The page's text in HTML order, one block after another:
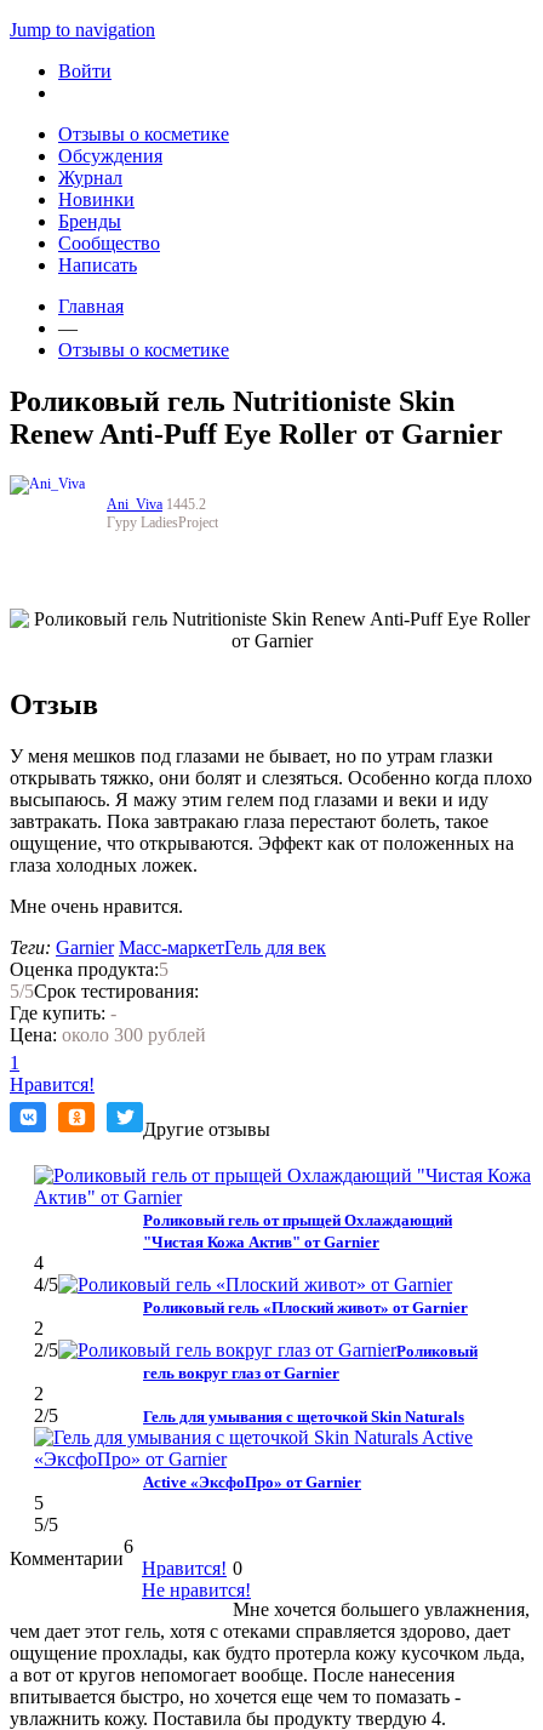
Jump to navigation
Войти
Отзывы о косметике
Обсуждения
Журнал
Новинки
Бренды
Сообщество
Написать
Главная
—
Отзывы о косметике
Роликовый гель Nutritioniste Skin
Renew Anti-Puff Eye Roller от Garnier
Ani_Viva 1445.2
Гуру LadiesProject
Отзыв
У меня мешков под глазами не бывает, но по утрам глазки
открывать тяжко, они болят и слезяться. Особенно когда плохо
высыпаюсь. Я мажу этим гелем под глазами и веки и иду
завтракать. Пока завтракаю глаза перестают болеть, такое
ощущение, что открываются. Эффект как от положенных на
глаза холодных ложек.
Мне очень нравится.
Теги: Garnier Масс-маркетГель для век
Оценка продукта:5
5/5Срок тестирования:
Где купить: -
Цена: около 300 рублей
1
Нравится!
Другие отзывы
Роликовый гель от прыщей Охлаждающий
"Чистая Кожа Актив" от Garnier
4
4/5
Роликовый гель «Плоский живот» от Garnier
2
2/5
Роликовый
гель вокруг глаз от Garnier
2
2/5 Гель для умывания с щеточкой Skin Naturals
Active «ЭксфоПро» от Garnier
5
5/5
Комментарии
6
Нравится!
Не нравится!
0
Мне хочется большего увлажнения,
чем дает этот гель, хотя с отеками справляется здорово, дает
ощущение прохлады, как будто протерла кожу кусочком льда,
а вот от кругов непомогает вообще. После нанесения
впитывается быстро, но хочется еще чем то помазать -
увлажнить кожу. Поставила бы продукту твердую 4.